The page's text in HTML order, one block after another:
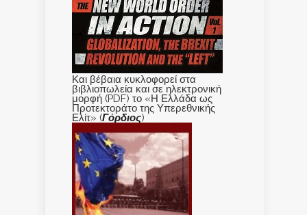
Και βέβαια κυκλοφορεί στα
βιβλιοπωλεία και σε ηλεκτρονική
μορφή (PDF) το «Η Ελλάδα ως
Προτεκτοράτο της Υπερεθνικής
Ελίτ» (Γόρδιος)